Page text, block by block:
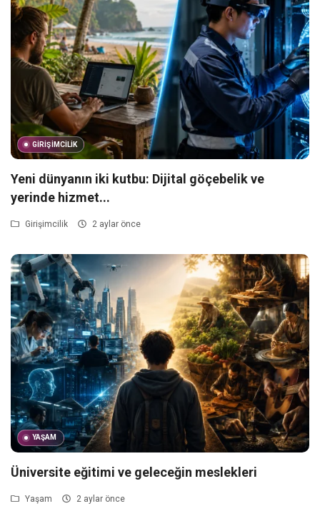
GIRIŞIMCILIK
Yeni dünyanın iki kutbu: Dijital göçebelik ve
yerinde hizmet...
Girişimcilik 2 aylar önce
YAŞAM
Üniversite eğitimi ve geleceğin meslekleri
Yaşam 2 aylar önce